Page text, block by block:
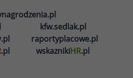
kfw.sedlak.pl
raportyplacowe.pl
.pl wskaznikiHR.pl